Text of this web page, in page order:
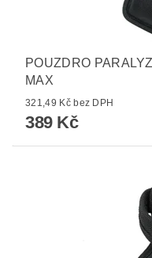
POUZDRO
MAX
321,49 Kč bez DPH
389 Kč